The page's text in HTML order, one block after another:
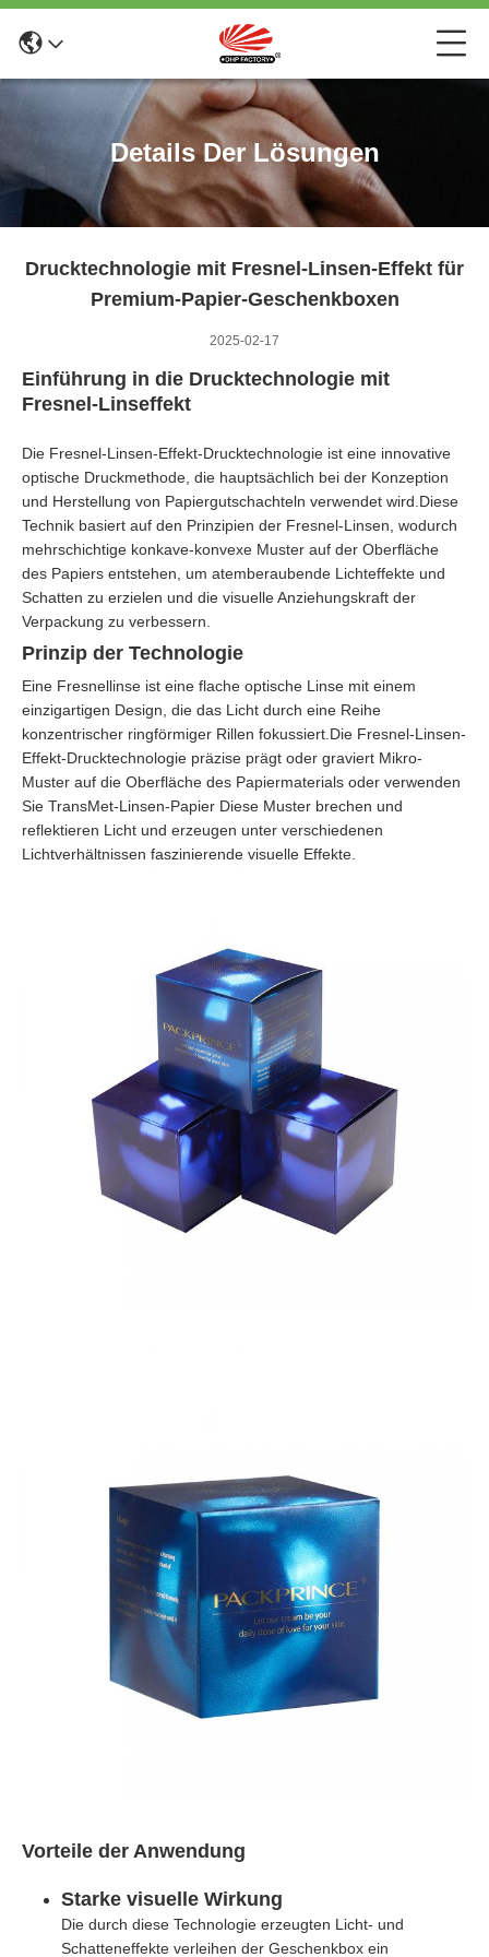
Details Der Lösungen
Drucktechnologie mit Fresnel-Linsen-Effekt für
Premium-Papier-Geschenkboxen
2025-02-17
Einführung in die Drucktechnologie mit
Fresnel-Linseffekt
Die Fresnel-Linsen-Effekt-Drucktechnologie ist eine innovative
optische Druckmethode, die hauptsächlich bei der Konzeption
und Herstellung von Papiergutschachteln verwendet wird.Diese
Technik basiert auf den Prinzipien der Fresnel-Linsen, wodurch
mehrschichtige konkave-konvexe Muster auf der Oberfläche
des Papiers entstehen, um atemberaubende Lichteffekte und
Schatten zu erzielen und die visuelle Anziehungskraft der
Verpackung zu verbessern.
Prinzip der Technologie
Eine Fresnellinse ist eine flache optische Linse mit einem
einzigartigen Design, die das Licht durch eine Reihe
konzentrischer ringförmiger Rillen fokussiert.Die Fresnel-Linsen-
Effekt-Drucktechnologie präzise prägt oder graviert Mikro-
Muster auf die Oberfläche des Papiermaterials oder verwenden
Sie TransMet-Linsen-Papier Diese Muster brechen und
reflektieren Licht und erzeugen unter verschiedenen
Lichtverhältnissen faszinierende visuelle Effekte.
Vorteile der Anwendung
Starke visuelle Wirkung
Die durch diese Technologie erzeugten Licht- und
Schatteneffekte verleihen der Geschenkbox ein